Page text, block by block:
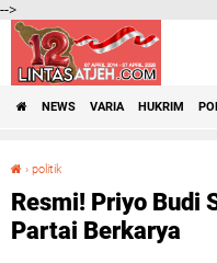
-->
NEWS VARIA HUKRIM
› politik
Resmi! Priyo Budi
Partai Berkarya